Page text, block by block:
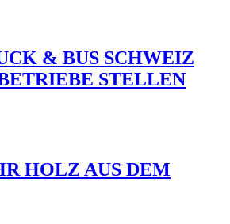
& BUS SCHWEIZ
STELLEN
HOLZ AUS DEM